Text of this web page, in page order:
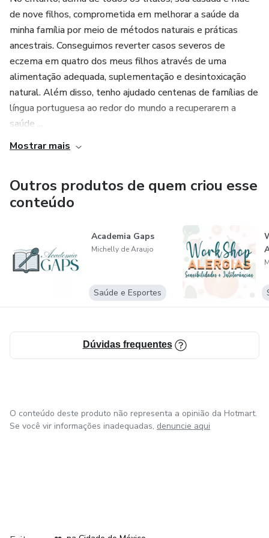
de nove filhos, comprometida em melhorar a saúde da
minha família por meio de métodos naturais e práticas
ancestrais. Conseguimos reverter casos severos de
eczema em quatro dos meus filhos através de uma
alimentação adequada, suplementação e desintoxicação
natural. Além disso, tenho ajudado centenas de famílias de
língua portuguesa ao redor do mundo a recuperarem a
saúde ...
Mostrar mais
Outros produtos de quem criou esse
conteúdo
Academia Gaps
Michelly de Araujo
Saúde e Esportes
Dúvidas frequentes
O conteúdo deste produto não representa a opinião da Hotmart.
Se você vir informações inadequadas, denuncie aqui